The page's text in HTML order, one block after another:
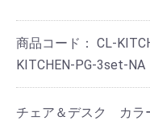
商品コード： CL-
KITCHEN-PG-3set-NA
チェア＆デスク カラ